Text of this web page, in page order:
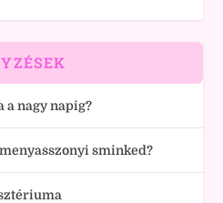
a nagy napig?
sminked?